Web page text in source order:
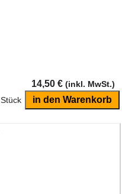
14,50 € (inkl. MwSt.)
Stück